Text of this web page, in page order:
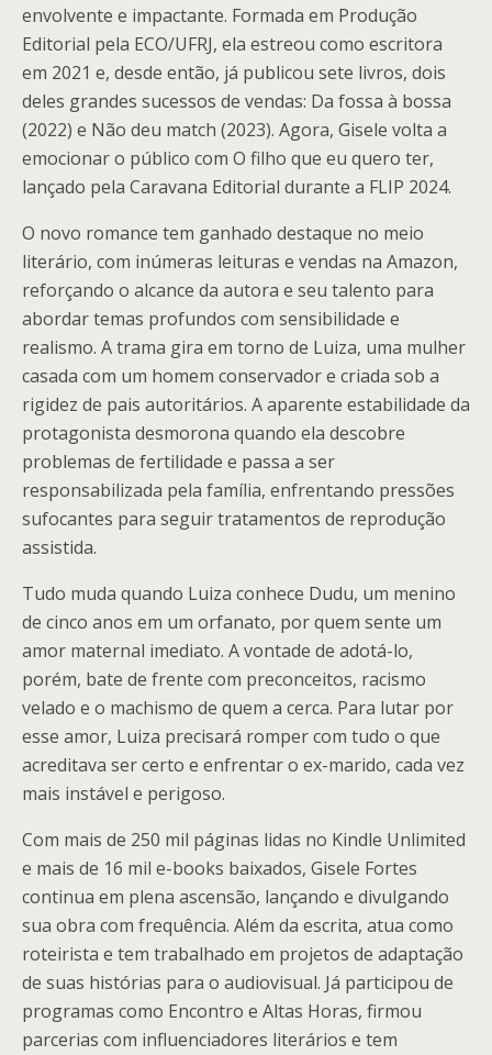
envolvente e impactante. Formada em Produção
Editorial pela ECO/UFRJ, ela estreou como escritora
em 2021 e, desde então, já publicou sete livros, dois
deles grandes sucessos de vendas: Da fossa à bossa
(2022) e Não deu match (2023). Agora, Gisele volta a
emocionar o público com O filho que eu quero ter,
lançado pela Caravana Editorial durante a FLIP 2024.
O novo romance tem ganhado destaque no meio
literário, com inúmeras leituras e vendas na Amazon,
reforçando o alcance da autora e seu talento para
abordar temas profundos com sensibilidade e
realismo. A trama gira em torno de Luiza, uma mulher
casada com um homem conservador e criada sob a
rigidez de pais autoritários. A aparente estabilidade da
protagonista desmorona quando ela descobre
problemas de fertilidade e passa a ser
responsabilizada pela família, enfrentando pressões
sufocantes para seguir tratamentos de reprodução
assistida.
Tudo muda quando Luiza conhece Dudu, um menino
de cinco anos em um orfanato, por quem sente um
amor maternal imediato. A vontade de adotá-lo,
porém, bate de frente com preconceitos, racismo
velado e o machismo de quem a cerca. Para lutar por
esse amor, Luiza precisará romper com tudo o que
acreditava ser certo e enfrentar o ex-marido, cada vez
mais instável e perigoso.
Com mais de 250 mil páginas lidas no Kindle Unlimited
e mais de 16 mil e-books baixados, Gisele Fortes
continua em plena ascensão, lançando e divulgando
sua obra com frequência. Além da escrita, atua como
roteirista e tem trabalhado em projetos de adaptação
de suas histórias para o audiovisual. Já participou de
programas como Encontro e Altas Horas, firmou
parcerias com influenciadores literários e tem